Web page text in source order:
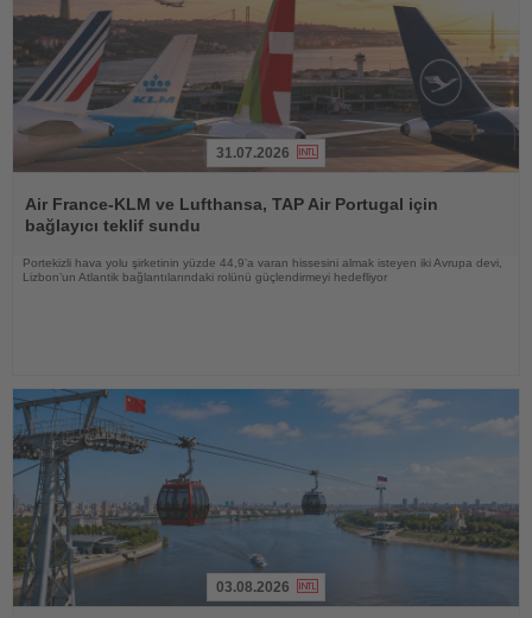
Oku
31.07.2026
Air France-KLM ve Lufthansa, TAP Air Portugal için
bağlayıcı teklif sundu
Portekizli hava yolu şirketinin yüzde 44,9’a varan hissesini almak isteyen iki Avrupa devi,
Lizbon’un Atlantik bağlantılarındaki rolünü güçlendirmeyi hedefliyor
03.08.2026